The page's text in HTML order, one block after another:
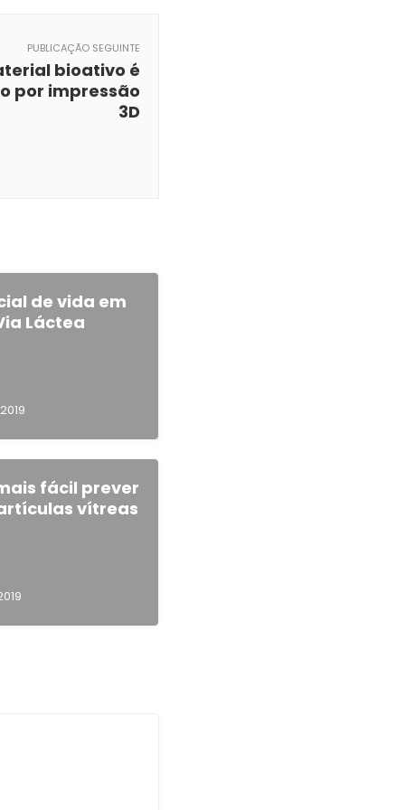
PUBLICAÇÃO SEGUINTE
bioativo é
por impressão
3D
de vida em
Láctea
fácil prever
vítreas